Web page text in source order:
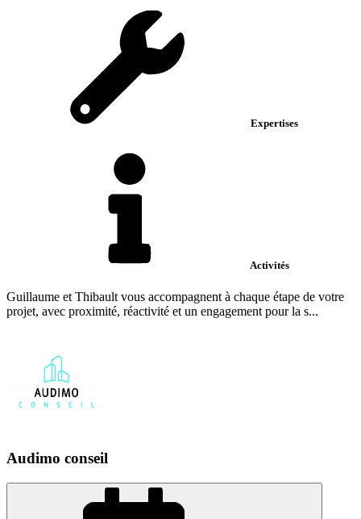
Expertises
Activités
Guillaume et Thibault vous accompagnent à chaque étape de votre
projet, avec proximité, réactivité et un engagement pour la s...
Audimo conseil